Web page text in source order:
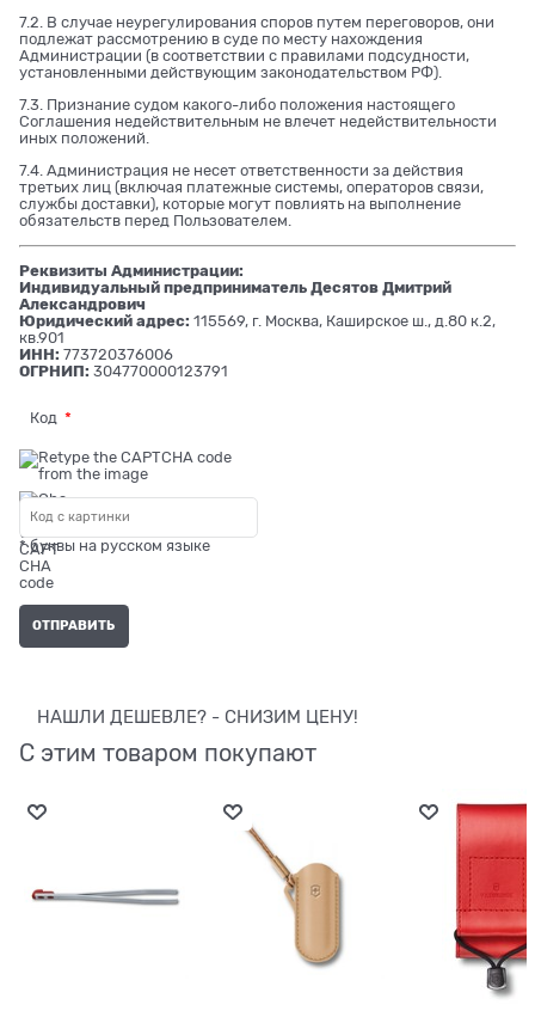
7.2. В случае неурегулирования споров путем переговоров, они
подлежат рассмотрению в суде по месту нахождения
Администрации (в соответствии с правилами подсудности,
установленными действующим законодательством РФ).
7.3. Признание судом какого-либо положения настоящего
Соглашения недействительным не влечет недействительности
иных положений.
7.4. Администрация не несет ответственности за действия
третьих лиц (включая платежные системы, операторов связи,
службы доставки), которые могут повлиять на выполнение
обязательств перед Пользователем.
Реквизиты Администрации:
Индивидуальный предприниматель Десятов Дмитрий
Александрович
Юридический адрес: 115569, г. Москва, Каширское ш., д.80 к.2,
кв.901
ИНН: 773720376006
ОГРНИП: 304770000123791
Код
* буквы на русском языке
НАШЛИ ДЕШЕВЛЕ? - СНИЗИМ ЦЕНУ!
С этим товаром покупают